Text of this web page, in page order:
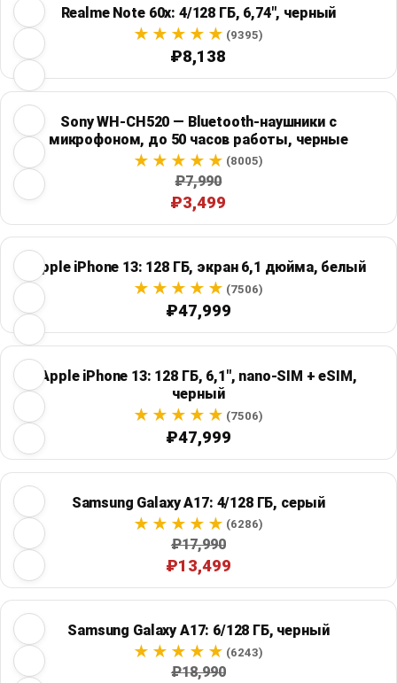
Realme Note 60x: 4/128 ГБ, 6,74", черный
(9395)
₽8,138
Sony WH-CH520 — Bluetooth-наушники с
микрофоном, до 50 часов работы, черные
(8005)
₽7,990
₽3,499
Apple iPhone 13: 128 ГБ, экран 6,1 дюйма, белый
(7506)
₽47,999
Apple iPhone 13: 128 ГБ, 6,1", nano-SIM + eSIM,
черный
(7506)
₽47,999
Samsung Galaxy A17: 4/128 ГБ, серый
(6286)
₽17,990
₽13,499
Samsung Galaxy A17: 6/128 ГБ, черный
(6243)
₽18,990